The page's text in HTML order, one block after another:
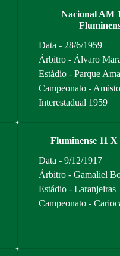
Nacional AM
Data - 28/6/1959
Árbitro - Álvaro
Estádio - Parque
Campeonato -
Interestadual 1959
Fluminense 11 X
Data - 9/12/1917
Árbitro - Gamaliel
Estádio - Laranjeiras
Campeonato -